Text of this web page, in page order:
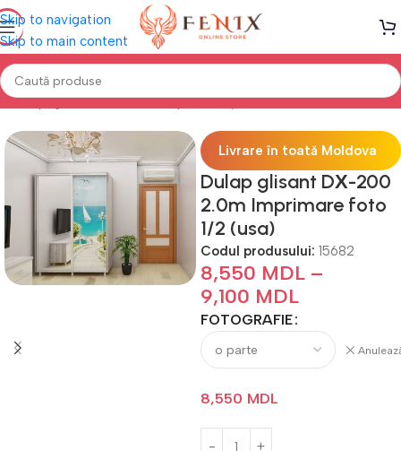
Skip to navigation
Skip to main content
Prima pagină DULAPURI Dulapuri cu uși Glisante Foto
Livrare în toată Moldova
Dulap glisant DХ-200
2.0m Imprimare foto
1/2 (usa)
Codul produsului: 15682
8,550 MDL –
9,100 MDL
FOTOGRAFIE
8,550 MDL